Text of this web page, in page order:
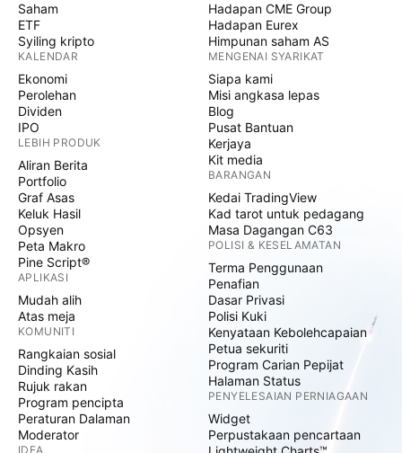
Saham
ETF
Syiling kripto
KALENDAR
Ekonomi
Perolehan
Dividen
IPO
LEBIH PRODUK
Aliran Berita
Portfolio
Graf Asas
Keluk Hasil
Opsyen
Peta Makro
Pine Script®
APLIKASI
Mudah alih
Atas meja
KOMUNITI
Rangkaian sosial
Dinding Kasih
Rujuk rakan
Program pencipta
Peraturan Dalaman
Moderator
IDEA
Hadapan CME Group
Hadapan Eurex
Himpunan saham AS
MENGENAI SYARIKAT
Siapa kami
Misi angkasa lepas
Blog
Pusat Bantuan
Kerjaya
Kit media
BARANGAN
Kedai TradingView
Kad tarot untuk pedagang
Masa Dagangan C63
POLISI & KESELAMATAN
Terma Penggunaan
Penafian
Dasar Privasi
Polisi Kuki
Kenyataan Kebolehcapaian
Petua sekuriti
Program Carian Pepijat
Halaman Status
PENYELESAIAN PERNIAGAAN
Widget
Perpustakaan pencartaan